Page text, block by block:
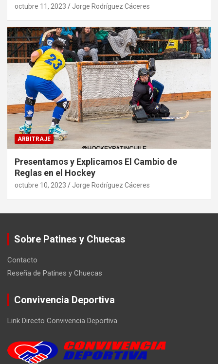
octubre 11, 2023 Jorge Rodríguez Cáceres
ARBITRAJE
Presentamos y Explicamos El Cambio de
Reglas en el Hockey
octubre 10, 2023 Jorge Rodríguez Cáceres
Sobre Patines y Chuecas
Contacto
Reseña de Patines y Chuecas
Convivencia Deportiva
Link Directo Convivencia Deportiva